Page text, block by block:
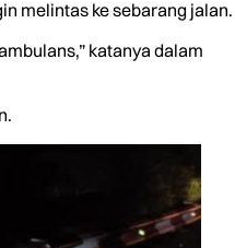
melintas ke sebarang jalan.
katanya dalam